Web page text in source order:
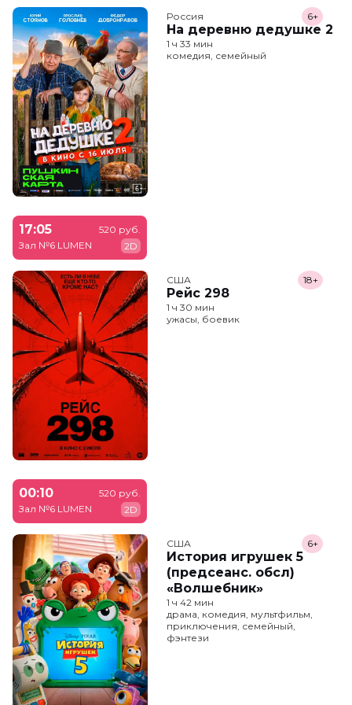
Россия
На деревню дедушке 2
6+
1 ч 33 мин
комедия, семейный
17:05
Зал №6 LUMEN
520 руб.
2D
США
Рейс 298
18+
1 ч 30 мин
ужасы, боевик
00:10
Зал №6 LUMEN
520 руб.
2D
США
История игрушек 5
(предсеанс. обсл)
«Волшебник»
6+
1 ч 42 мин
драма, комедия, мультфильм,
приключения, семейный,
фэнтези